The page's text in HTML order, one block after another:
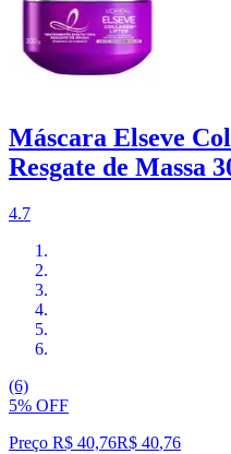
Máscara Elseve
Resgate de Massa
4.7
(6)
5% OFF
Preço R$ 40,76R$ 40,76